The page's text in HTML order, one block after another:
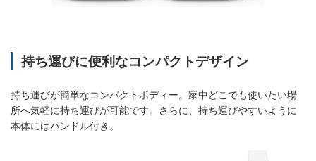
持ち運びに便利なコンパクトデザイン
持ち運びが簡単なコンパクトボディー。家中どこでも使いたい場
所へ気軽に持ち運びが可能です。さらに、持ち運びやすいように
本体にはハンドル付き。